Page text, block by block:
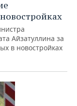
Айзатуллина за
в новостройках